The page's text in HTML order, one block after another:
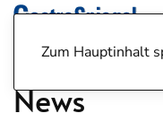
Zum Hauptinhalt
News